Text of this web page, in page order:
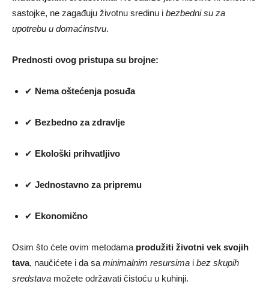
sastojke, ne zagađuju životnu sredinu i bezbedni su za
upotrebu u domaćinstvu.
Prednosti ovog pristupa su brojne:
✔ Nema oštećenja posuđa
✔ Bezbedno za zdravlje
✔ Ekološki prihvatljivo
✔ Jednostavno za pripremu
✔ Ekonomično
Osim što ćete ovim metodama produžiti životni vek svojih
tava, naučićete i da sa minimalnim resursima i bez skupih
sredstava možete održavati čistoću u kuhinji.